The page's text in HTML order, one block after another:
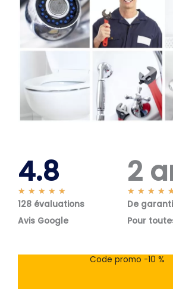
4.8
★ ★ ★ ★ ★
o
s
128 évaluations
Avis Google
2
★ ★ ★ ★
De
Pour
Code promo -10 %